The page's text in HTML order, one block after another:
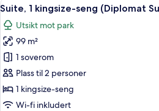
alle
bildene
av
Suite,
1
kingsize-
seng
4
Suite, 1 kingsize-seng (Diplomat
Utsikt mot park
99 m²
1 soverom
Plass til 2 personer
1 kingsize-seng
Wi-fi inkludert